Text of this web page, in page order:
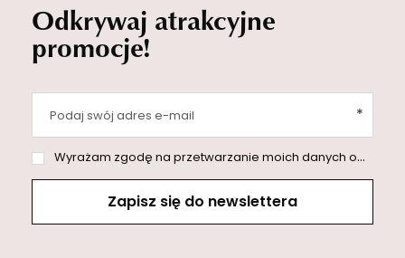
Odkrywaj atrakcyjne
promocje!
Podaj swój adres e-mail
Wyrażam zgodę na przetwarzanie moich danych osobowych (adres e-mail) na potrzeby wysyłki newslettera z informacją handlową (marketing). Więcej w
Zapisz się do newslettera